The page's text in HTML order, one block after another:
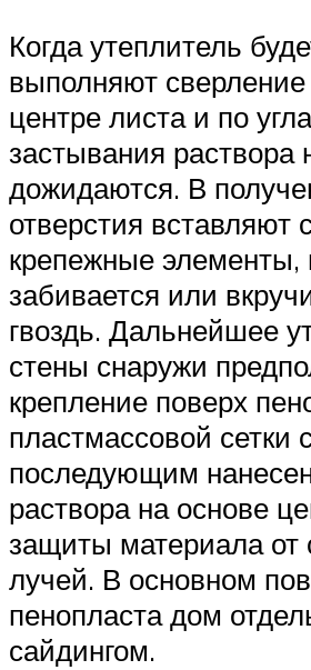
Когда утеплитель
выполняют сверление
центре листа и по
застывания раствора
дожидаются. В
отверстия вставляют
крепежные элементы,
забивается или
гвоздь. Дальнейшее
стены снаружи
крепление поверх
пластмассовой сетки
последующим
раствора на основе
защиты материала от
лучей. В основном
пенопласта дом
сайдингом.